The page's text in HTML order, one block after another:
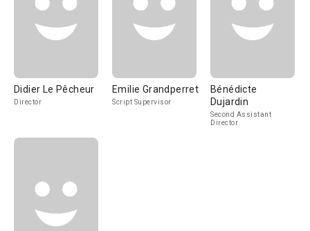
Didier Le Pêcheur
Director
Emilie Grandperret
Script Supervisor
Bénédicte
Dujardin
Second Assistant
Director